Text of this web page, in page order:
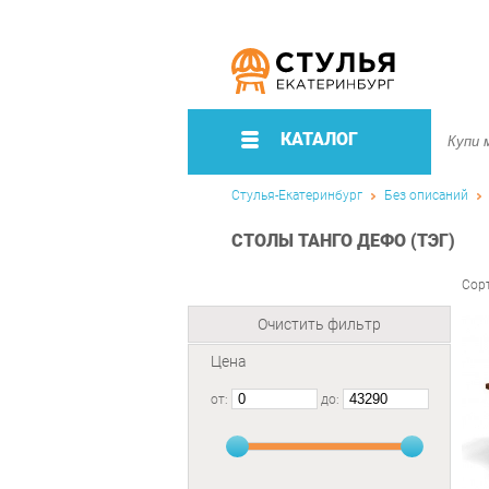
КАТАЛОГ
Стулья-Екатеринбург Без описаний
СТОЛЫ ТАНГО ДЕФО (ТЭГ)
Очистить фильтр
Цена
от: до: